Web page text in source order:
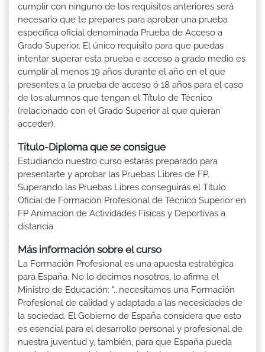
cumplir con ninguno de los requisitos anteriores será
necesario que te prepares para aprobar una prueba
específica oficial denominada Prueba de Acceso a
Grado Superior. El único requisito para que puedas
intentar superar esta prueba e acceso a grado medio es
cumplir al menos 19 años durante el año en el que
presentes a la prueba de acceso ó 18 años para el caso
de los alumnos que tengan el Título de Técnico
(relacionado con el Grado Superior al que quieran
acceder).
Título-Diploma que se consigue
Estudiando nuestro curso estarás preparado para
presentarte y aprobar las Pruebas Libres de FP.
Superando las Pruebas Libres conseguirás el Título
Oficial de Formación Profesional de Técnico Superior en
FP Animación de Actividades Físicas y Deportivas a
distancia
Más información sobre el curso
La Formación Profesional es una apuesta estratégica
para España. No lo decimos nosotros, lo afirma el
Ministro de Educación: "...necesitamos una Formación
Profesional de calidad y adaptada a las necesidades de
la sociedad. El Gobierno de España considera que esto
es esencial para el desarrollo personal y profesional de
nuestra juventud y, también, para que España pueda